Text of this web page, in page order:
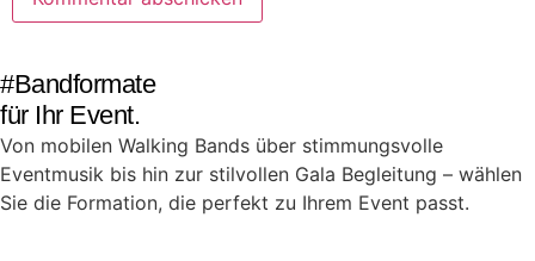
#Bandformate
für Ihr Event.
Von mobilen Walking Bands über stimmungsvolle
Eventmusik bis hin zur stilvollen Gala Begleitung – wählen
Sie die Formation, die perfekt zu Ihrem Event passt.